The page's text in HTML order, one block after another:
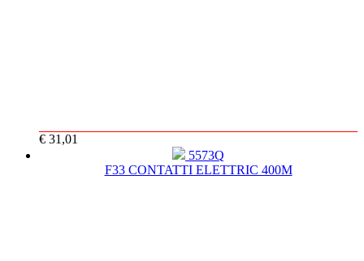
€ 31,01
5573Q
F33 CONTATTI ELETTRIC 400M